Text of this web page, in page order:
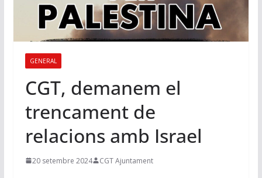
GENERAL
CGT, demanem el
trencament de
relacions amb Israel
20 setembre 2024 CGT Ajuntament